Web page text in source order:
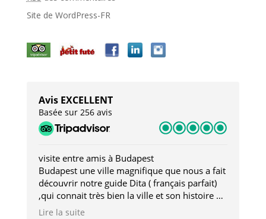
Site de WordPress-FR
Avis EXCELLENT
Basée sur 256 avis
visite entre amis à Budapest
Budapest une ville magnifique que nous a fait
découvrir notre guide Dita ( français parfait)
,qui connait très bien la ville et son histoire et
qui nous a permis d'accéder à des lieux
Lire la suite